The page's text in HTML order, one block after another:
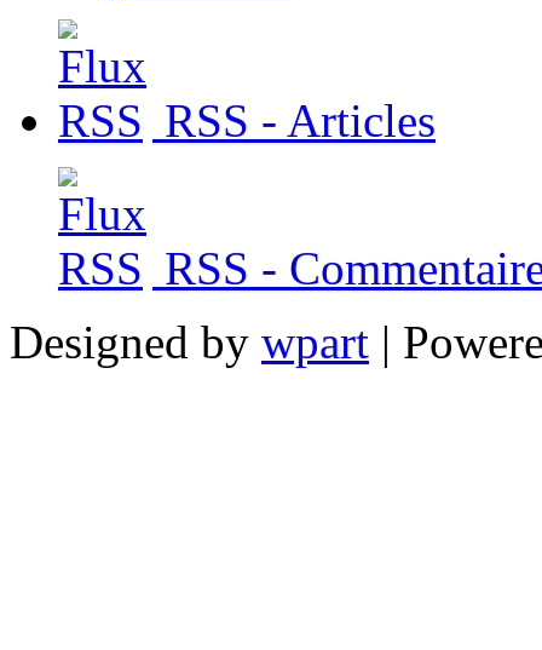
RSS - Articles
RSS -
Designed by wpart |